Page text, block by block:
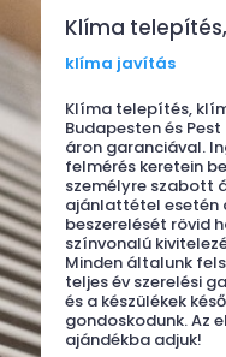
Klíma
klíma javítás
Klíma telepítés,
Budapesten és
áron garanciával.
felmérés keretein
személyre szabott
ajánlattétel esetén
beszerelését rövid
színvonalú
Minden általunk
teljes év szerelési
és a készülékek
gondoskodunk. Az
ajándékba adjuk!